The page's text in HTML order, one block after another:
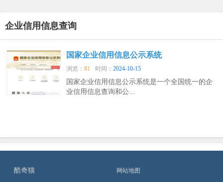
企业信用信息查询
国家企业信用信息公示系统
浏览：81 时间：2024-10-15
国家企业信用信息公示系统是一个全国统一的企
业信用信息查询和公...
酷奇猫 网站地图